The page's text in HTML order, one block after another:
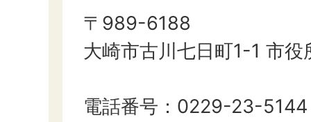
〒989-6188
大崎市古川七日町1-1 市役
電話番号：0229-23-5144